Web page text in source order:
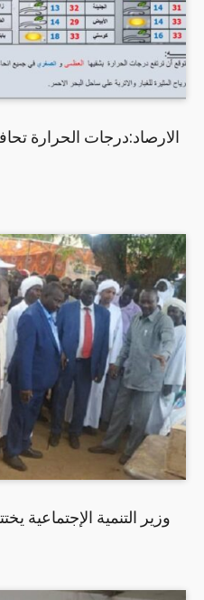
الارصاد:درجات الحرارة
وزير التنمية الإجتماعية